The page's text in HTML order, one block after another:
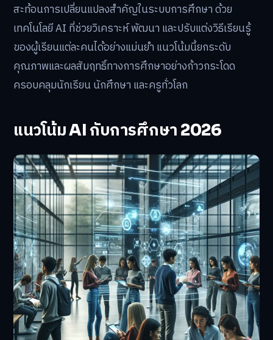
สะท้อนการเปลี่ยนแปลงสำคัญในระบบการศึกษา ด้วย
เทคโนโลยี AI ที่ช่วยวิเคราะห์ พัฒนา และปรับแต่งวิธีเรียนรู้
ของผู้เรียนแต่ละคนได้อย่างแม่นยำ แนวโน้มนี้ยกระดับ
คุณภาพและผลสัมฤทธิ์ทางการศึกษาอย่างก้าวกระโดด
ครอบคลุมนักเรียน นักศึกษา และครูทั่วโลก
แนวโน้ม AI กับการศึกษา 2026